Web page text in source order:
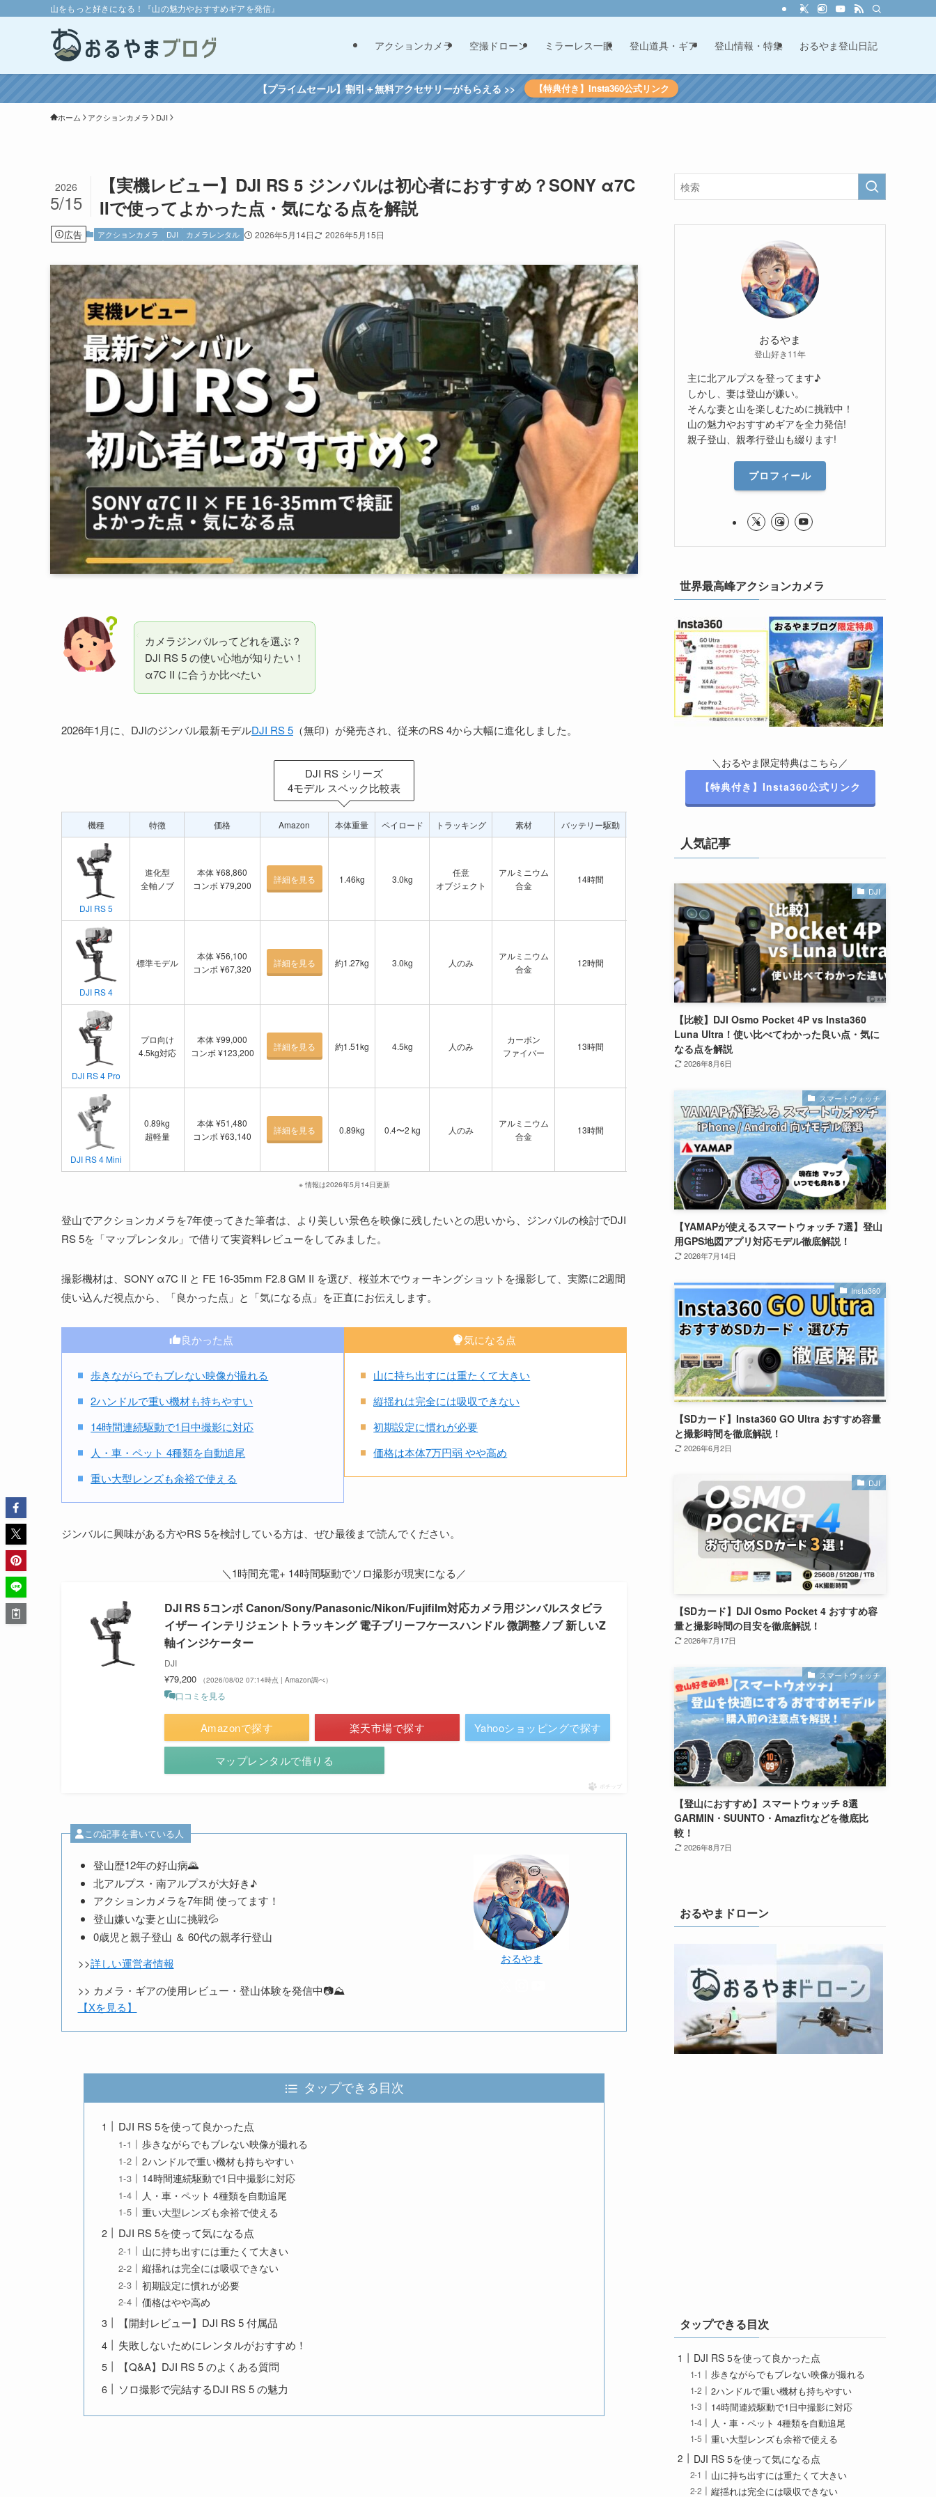
山をもっと好きになる！『山の魅力やおすすめギアを発信』
アクションカメラ 空撮ドローン ミラーレス一眼 登山道具・ギア 登山情報・特集 おるやま登山日記
【プライムセール】割引＋無料アクセサリーがもらえる >> 【特典付き】Insta360公式リンク
ホーム アクションカメラ DJI
【実機レビュー】DJI RS 5 ジンバルは初心者におすすめ？SONY α7C
IIで使ってよかった点・気になる点を解説
2026
5/15
広告 アクションカメラ DJI カメラレンタル 2026年5月14日 2026年5月15日
カメラジンバルってどれを選ぶ？
DJI RS 5 の使い心地が知りたい！
α7C II に合うか比べたい
2026年1月に、DJIのジンバル最新モデルDJI RS 5 （無印）が発売され、従来のRS 4から大幅に進化しました。
DJI RS シリーズ
4モデル スペック比較表
機種 特徴 価格 Amazon 本体重量 ペイロード トラッキング 素材 バッテリー駆動
DJI RS 5
進化型
全軸ノブ
本体 ¥68,860
コンボ ¥79,200
詳細を見る 1.46kg 3.0kg
任意
オブジェクト
アルミニウム
合金
14時間
DJI RS 4
標準モデル
本体 ¥56,100
コンボ ¥67,320
詳細を見る 約1.27kg 3.0kg 人のみ
アルミニウム
合金
12時間 チルト軸 × ×
DJI RS 4 Pro
プロ向け
4.5kg対応
本体 ¥99,000
コンボ ¥123,200
詳細を見る 約1.51kg 4.5kg 人のみ
カーボン
ファイバー
13時間 チルト軸
DJI RS 4 Mini
0.89kg
超軽量
本体 ¥51,480
コンボ ¥63,140
詳細を見る 0.89kg 0.4〜2 kg 人のみ
アルミニウム
合金
13時間 チルト軸 × ×
※ 情報は2026年5月14日更新
登山でアクションカメラを7年使ってきた筆者は、より美しい景色を映像に残したいとの思いから、ジンバルの検討でDJI
RS 5を「マップレンタル」で借りて実資料レビューをしてみました。
撮影機材は、SONY α7C II と FE 16-35mm F2.8 GM II を選び、桜並木でウォーキングショットを撮影して、実際に2週間
使い込んだ視点から、「良かった点」と「気になる点」を正直にお伝えします。
良かった点
歩きながらでもブレない映像が撮れる
2ハンドルで重い機材も持ちやすい
14時間連続駆動で1日中撮影に対応
人・車・ペット 4種類を自動追尾
重い大型レンズも余裕で使える
気になる点
山に持ち出すには重たくて大きい
縦揺れは完全には吸収できない
初期設定に慣れが必要
価格は本体7万円弱 やや高め
ジンバルに興味がある方やRS 5を検討している方は、ぜひ最後まで読んでください。
＼1時間充電+ 14時間駆動でソロ撮影が現実になる／
DJI RS 5コンボ Canon/Sony/Panasonic/Nikon/Fujifilm対応カメラ用ジンバルスタビラ
イザー インテリジェントトラッキング 電子ブリーフケースハンドル 微調整ノブ 新しいZ
軸インジケーター
DJI
¥79,200 （2026/08/02 07:14時点 | Amazon調べ）
口コミを見る
Amazonで探す 楽天市場で探す Yahooショッピングで探す
マップレンタルで借りる
ポチップ
この記事を書いている人
登山歴12年の好山病🌄
北アルプス・南アルプスが大好き♪
アクションカメラを7年間 使ってます！
登山嫌いな妻と山に挑戦💦
0歳児と親子登山 ＆ 60代の親孝行登山
>>詳しい運営者情報
>> カメラ・ギアの使用レビュー・登山体験を発信中📷️⛰️
【Xを見る】
おるやま
タップできる目次
DJI RS 5を使って良かった点
歩きながらでもブレない映像が撮れる
2ハンドルで重い機材も持ちやすい
14時間連続駆動で1日中撮影に対応
人・車・ペット 4種類を自動追尾
重い大型レンズも余裕で使える
DJI RS 5を使って気になる点
山に持ち出すには重たくて大きい
縦揺れは完全には吸収できない
初期設定に慣れが必要
価格はやや高め
【開封レビュー】DJI RS 5 付属品
失敗しないためにレンタルがおすすめ！
【Q&A】DJI RS 5 のよくある質問
ソロ撮影で完結するDJI RS 5 の魅力
おるやま
登山好き11年
主に北アルプスを登ってます♪
しかし、妻は登山が嫌い。
そんな妻と山を楽しむために挑戦中！
山の魅力やおすすめギアを全力発信!
親子登山、親孝行登山も綴ります!
プロフィール
世界最高峰アクションカメラ
＼おるやま限定特典はこちら／
【特典付き】Insta360公式リンク
人気記事
DJI
【比較】DJI Osmo Pocket 4P vs Insta360
Luna Ultra！使い比べてわかった良い点・気に
なる点を解説
2026年8月6日
スマートウォッチ
【YAMAPが使えるスマートウォッチ 7選】登山
用GPS地図アプリ対応モデル徹底解説！
2026年7月14日
Insta360
【SDカード】Insta360 GO Ultra おすすめ容量
と撮影時間を徹底解説！
2026年6月2日
DJI
【SDカード】DJI Osmo Pocket 4 おすすめ容
量と撮影時間の目安を徹底解説！
2026年7月17日
スマートウォッチ
【登山におすすめ】スマートウォッチ 8選
GARMIN・SUUNTO・Amazfitなどを徹底比
較！
2026年8月7日
おるやまドローン
タップできる目次
DJI RS 5を使って良かった点
歩きながらでもブレない映像が撮れる
2ハンドルで重い機材も持ちやすい
14時間連続駆動で1日中撮影に対応
人・車・ペット 4種類を自動追尾
重い大型レンズも余裕で使える
DJI RS 5を使って気になる点
山に持ち出すには重たくて大きい
縦揺れは完全には吸収できない